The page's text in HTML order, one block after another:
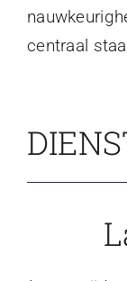
centraal